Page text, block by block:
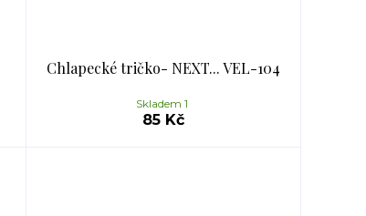
Chlapecké tričko- NEXT... VEL-104
85 Kč
Skladem 1